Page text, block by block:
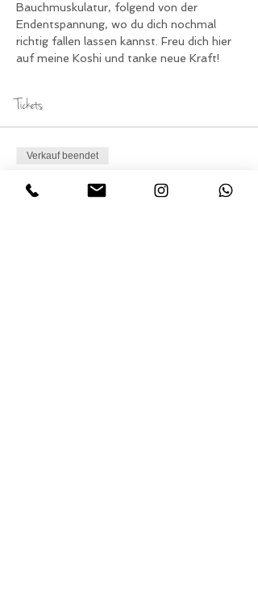
Bauchmuskulatur, folgend von der
Endentspannung, wo du dich nochmal
richtig fallen lassen kannst. Freu dich hier
auf meine Koshi und tanke neue Kraft!
Tickets
Verkauf beendet
Tickettyp
Teilnahme Yoga am